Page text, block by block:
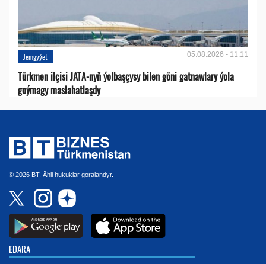
Jemgyýet 05.08.2026 - 11:11
Türkmen ilçisi JATA-nyň ýolbaşçysy bilen göni gatnawlary ýola
goýmagy maslahatlaşdy
© 2026 BT. Ähli hukuklar goralandyr.
EDARA